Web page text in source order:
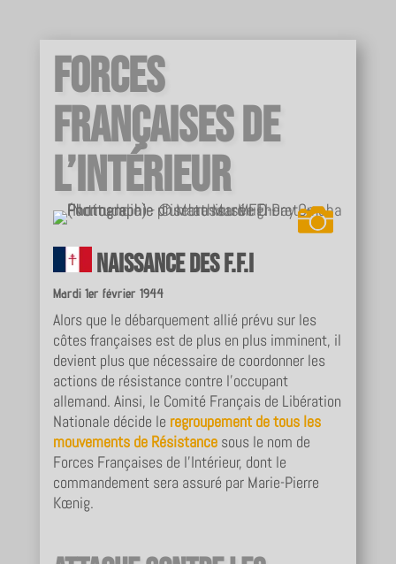
Forces
Françaises de
l’Intérieur
Naissance des F.F.I
Mardi 1er février 1944
Alors que le débarquement allié prévu sur les
côtes françaises est de plus en plus imminent, il
devient plus que nécessaire de coordonner les
actions de résistance contre l’occupant
allemand. Ainsi, le Comité Français de Libération
Nationale décide le regroupement de tous les
mouvements de Résistancesous le nom de
Forces Françaises de l’Intérieur, dont le
commandement sera assuré par Marie-Pierre
Kœnig.